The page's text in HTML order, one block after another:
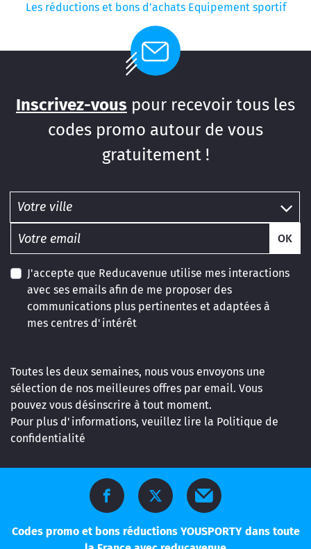
Les réductions et bons d’achats Equipement sportif
Inscrivez-vous pour recevoir tous les
codes promo autour de vous
gratuitement !
OK
J'accepte que Reducavenue utilise mes interactions
avec ses emails afin de me proposer des
communications plus pertinentes et adaptées à
mes centres d'intérêt
Toutes les deux semaines, nous vous envoyons une
sélection de nos meilleures offres par email. Vous
pouvez vous désinscrire à tout moment.
Pour plus d'informations, veuillez lire la Politique de
confidentialité
Codes promo et bons réductions YOUSPORTY dans toute